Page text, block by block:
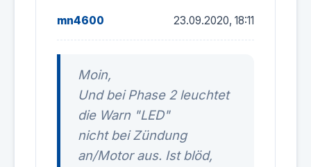
mn4600 23.09.2020, 18:11
Moin,
Und bei Phase 2 leuchtet
die Warn "LED"
nicht bei Zündung
an/Motor aus. Ist blöd,